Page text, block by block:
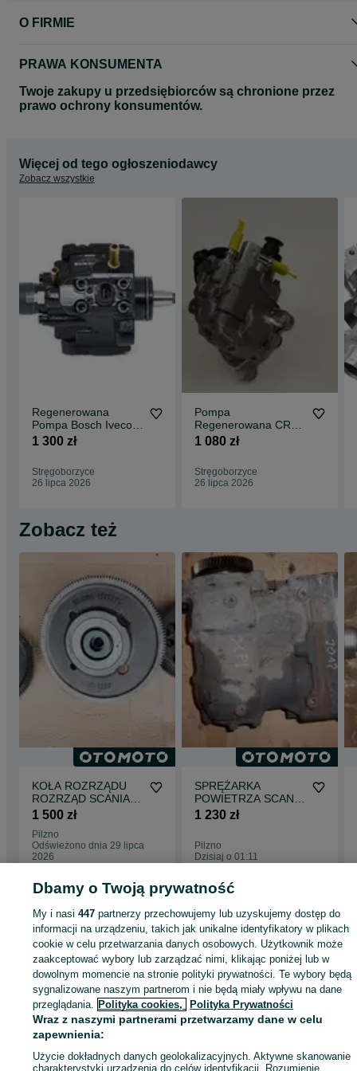
Pompy Wtryskowe
Wtryskiwacze BENZYNOWE i DIESLA
FV
CENA EKSPORT
O FIRMIE
PRAWA KONSUMENTA
Twoje zakupy u przedsiębiorców są chronione przez
prawo ochrony konsumentów.
Więcej od tego ogłoszeniodawcy
Zobacz wszystkie
Regenerowana
Pompa Bosch Iveco
PSA
1 300 zł
Stręgoborzyce
26 lipca 2026
Pompa
Regenerowana CR
Bosch CR BMW 2.0D
1 080 zł
Stręgoborzyce
26 lipca 2026
Zobacz też
KOŁA ROZRZĄDU
ROZRZĄD SCANIA R
1763438 1784534
1 500 zł
Pilzno
Odświeżono dnia 29 lipca
2026
SPRĘŻARKA
POWIETRZA SCANIA
R XPI
1 230 zł
Pilzno
Dzisiaj o 01:11
Strona główna Motoryzacja Części samochodowe
Dostawcze i Ciężarowe
Dostawcze i Ciężarowe - Małopolskie
Dostawcze i Ciężarowe -
KATEGORIA
982830198 Wyświetlenia:
Zadzwoń / SMS Wyślij wiadomość
Dbamy o Twoją prywatność
My i nasi447 partnerzy przechowujemy lub uzyskujemy dostęp do
informacji na urządzeniu, takich jak unikalne identyfikatory w plikach
cookie w celu przetwarzania danych osobowych. Użytkownik może
zaakceptować wybory lub zarządzać nimi, klikając poniżej lub w
dowolnym momencie na stronie polityki prywatności. Te wybory będą
sygnalizowane naszym partnerom i nie będą miały wpływu na dane
przeglądania. Polityka cookies, Polityka Prywatności
Wraz z naszymi partnerami przetwarzamy dane w celu
zapewnienia:
Użycie dokładnych danych geolokalizacyjnych. Aktywne skanowanie
charakterystyki urządzenia do celów identyfikacji. Rozumienie